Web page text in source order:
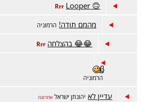
🙃 Looper
Rrr
מהמם תודה! הרמוניה
😂😂 בהצלחה Rrr
הרמוניה
עדיין לא יהונתן ישראל אחרונה